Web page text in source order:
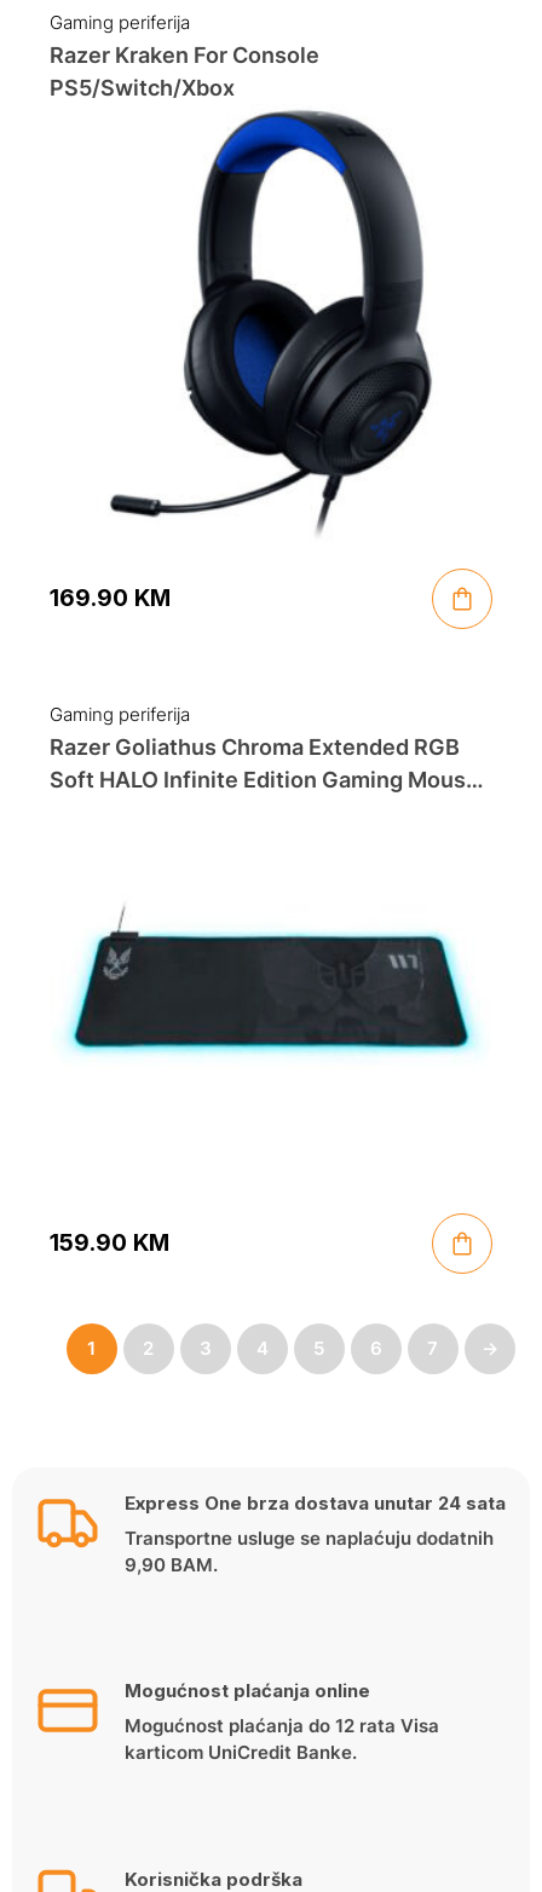
Gaming periferija
Razer Kraken For Console
PS5/Switch/Xbox
169.90 KM
Gaming periferija
Razer Goliathus Chroma Extended RGB
Soft HALO Infinite Edition Gaming Mouse
159.90 KM
1 2 3 4 5 6 7 →
Express One brza dostava unutar 24 sata
Transportne usluge se naplaćuju dodatnih
9,90 BAM.
Mogućnost plaćanja online
Mogućnost plaćanja do 12 rata Visa
karticom UniCredit Banke.
Korisnička podrška